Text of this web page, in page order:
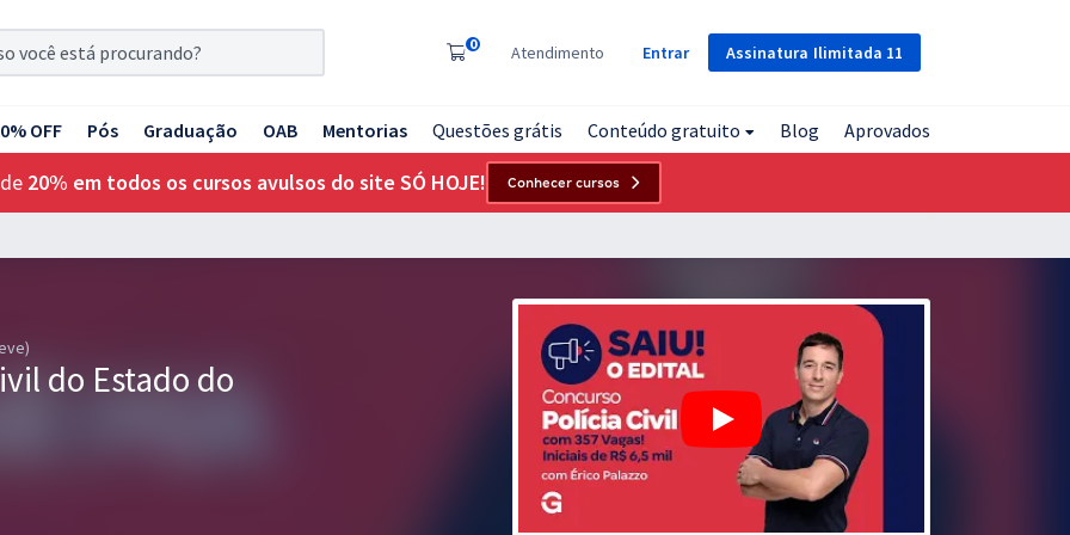
Assinatura Ilimitada 11
0 Atendimento Entrar
OFF Pós Graduação OAB Mentorias Questões grátis Conteúdo gratuito Blog Aprovados
20% em todos os cursos avulsos do site SÓ HOJE! Conhecer cursos
do Estado do